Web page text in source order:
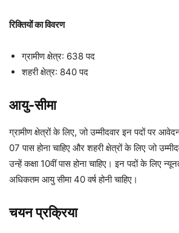
रिक्तियोंं का विवरण
ग्रामीण क्षेत्र: 638 पद
शहरी क्षेत्र: 840 पद
आयु-सीमा
ग्रामीण क्षेत्रों के लिए, जो उम्मीदवार इन पदों पर
07 पास होना चाहिए और शहरी क्षेत्रों के लिए जो
उन्हें कक्षा 10वीं पास होना चाहिए। इन पदों के लिए
अधिकतम आयु सीमा 40 वर्ष होनी चाहिए।
चयन प्रक्रिया